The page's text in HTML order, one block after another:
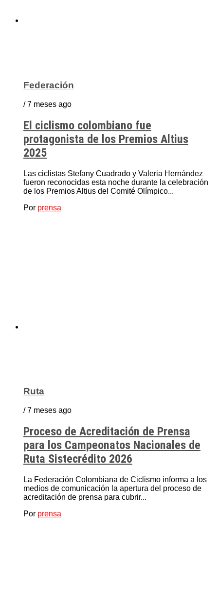
Federación
/ 7 meses ago
El ciclismo colombiano fue
protagonista de los Premios Altius
2025
Las ciclistas Stefany Cuadrado y Valeria Hernández
fueron reconocidas esta noche durante la celebración
de los Premios Altius del Comité Olímpico...
Por prensa
Ruta
/ 7 meses ago
Proceso de Acreditación de Prensa
para los Campeonatos Nacionales de
Ruta Sistecrédito 2026
La Federación Colombiana de Ciclismo informa a los
medios de comunicación la apertura del proceso de
acreditación de prensa para cubrir...
Por prensa